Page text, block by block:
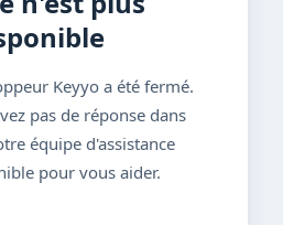
Keyyo a été fermé.
pas de réponse dans
équipe d'assistance
pour vous aider.